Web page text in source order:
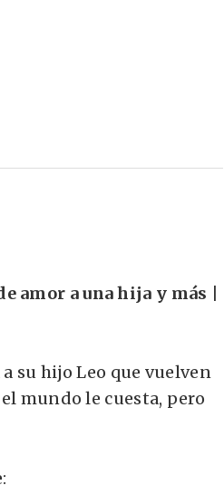
amor a una hija y más |
su hijo Leo que vuelven
mundo le cuesta, pero